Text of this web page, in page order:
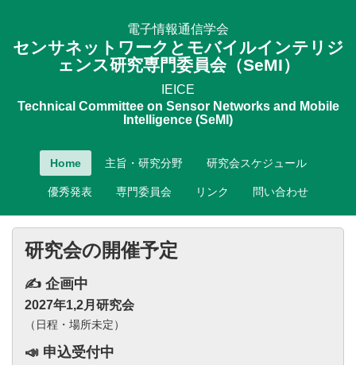
電子情報通信学会
センサネットワークとモバイルインテリジ
ェンス研究専門委員会（SeMI）
IEICE
Technical Committee on Sensor Networks and Mobile
Intelligence (SeMI)
Home 主旨・研究分野 研究会スケジュール
優秀発表 専門委員会 リンク 問い合わせ
研究会の開催予定
✍️ 企画中
2027年1,2月研究会
（日程・場所未定）
📣 申込受付中